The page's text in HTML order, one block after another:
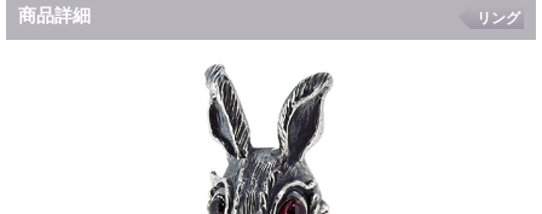
商品詳細 リング